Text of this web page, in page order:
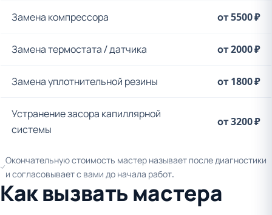
Замена компрессора от 5500 ₽
Замена термостата / датчика от 2000 ₽
Замена уплотнительной резины от 1800 ₽
Устранение засора капиллярной
системы
от 3200 ₽
Окончательную стоимость мастер называет после диагностики
и согласовывает с вами до начала работ.
Как вызвать мастера